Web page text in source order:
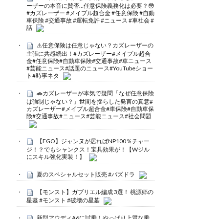
ーザーの本音に賛否…任意保険義務化は必要？😳
#カズレーザー #メイプル超合金 #任意保険 #自動
車保険 #交通事故 #運転免許 #ニュース #車社会 #
話
⚠️任意保険は任意じゃない？カズレーザーの
主張に共感続出！#カズレーザー#メイプル超合
金#任意保険#自動車保険#交通事故#車ニュース
#芸能ニュース#話題のニュース#YouTubeショー
ト#時事ネタ
🚗カズレーザーが本気で疑問「なぜ任意保険
は強制じゃない？」世間を揺らした発言の真意#
カズレーザー#メイプル超合金#車保険#自動車保
険#交通事故#ニュース#芸能ニュース#社会問題
【FGO】ジャンヌが居ればNP100％チャー
ジ！？でもシャンクス！宝具効果が！【Wジル
にスキル強化実装！】
夏のスペシャルセット販売 #パズドラ
【モンスト】ガブリエル編成 3選！ 桃源郷の
星墓 #モンスト #破壊の星墓